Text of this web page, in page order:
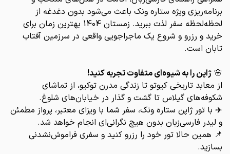
برنامه‌ریزی ویژه ستاره ونک باعث می‌شود بدون دغدغه از
لحظه‌لحظه سفر لذت ببرید. زمستان 1404 بهترین زمان برای
خرید و رزرو و شروع یک ماجراجویی واقعی در سرزمین آفتاب
تابان است.
🌸 ژاپن را به شیوه‌ای متفاوت تجربه کنید!
از معابد تاریخی کیوتو تا زندگی مدرن توکیو، از تماشای
شکوفه‌های گیلاس تا گشت و گذار در خیابان‌های شلوغ.
✈️ با تور ژاپن ستاره ونک، سفر شما با ویزای معتبر، پرواز مطمئن
و لیدر فارسی‌زبان بدون هیچ نگرانی‌ای انجام خواهد شد.
📌 همین حالا تور خود را رزرو کنید و سفری فراموش‌نشدنی
بسازید.